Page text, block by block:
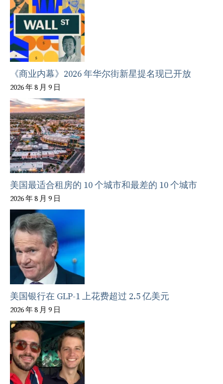
《商业内幕》2026 年华尔街新星提名现已开放
2026 年 8 月 9 日
美国最适合租房的 10 个城市和最差的 10 个城市
2026 年 8 月 9 日
美国银行在 GLP-1 上花费超过 2.5 亿美元
2026 年 8 月 9 日